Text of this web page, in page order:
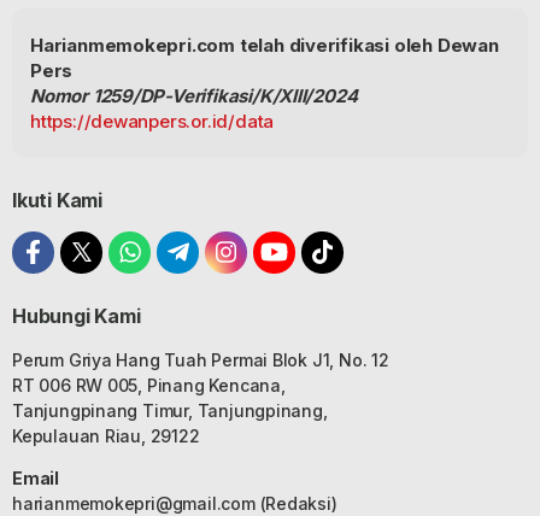
Harianmemokepri.com telah diverifikasi oleh Dewan
Pers
Nomor 1259/DP-Verifikasi/K/XIII/2024
https://dewanpers.or.id/data
Ikuti Kami
Hubungi Kami
Perum Griya Hang Tuah Permai Blok J1, No. 12
RT 006 RW 005, Pinang Kencana,
Tanjungpinang Timur, Tanjungpinang,
Kepulauan Riau, 29122
Email
harianmemokepri@gmail.com(Redaksi)